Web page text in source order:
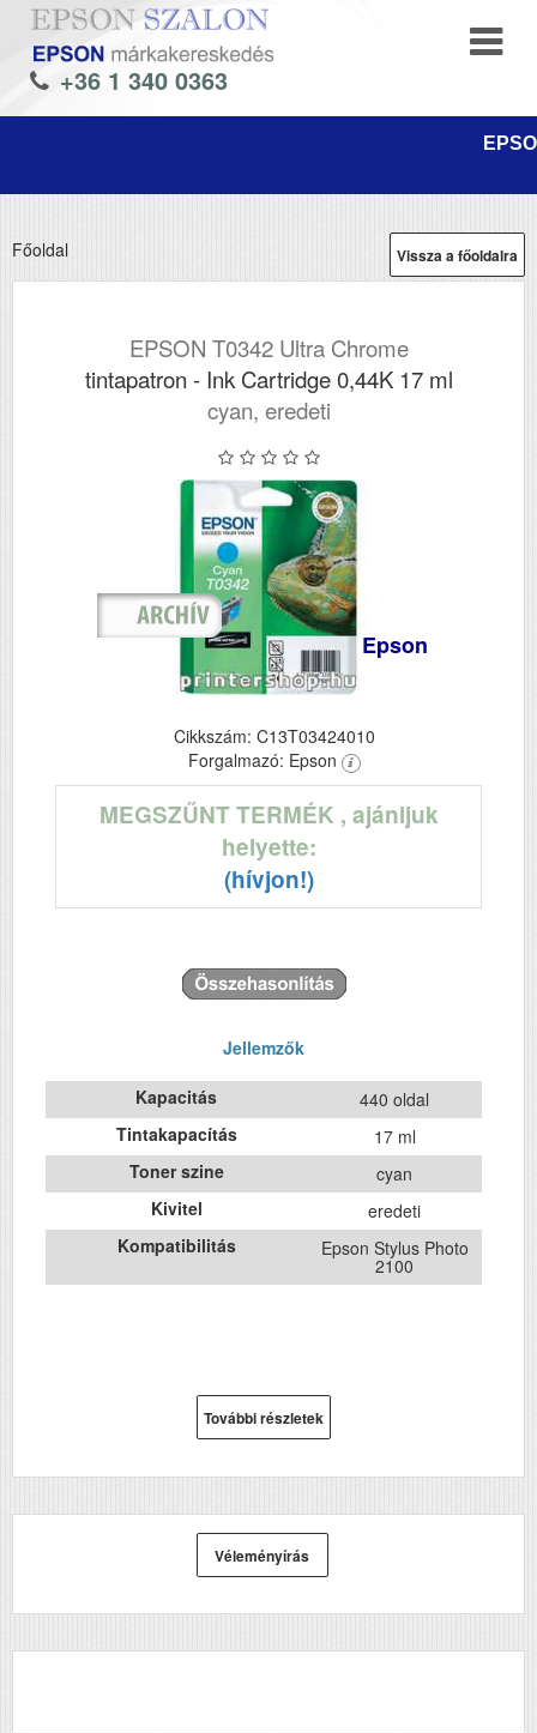
+36 1 340 0363
Vissza a főoldalra
Főoldal
EPSON T0342 Ultra Chrome
tintapatron - Ink Cartridge 0,44K 17 ml
cyan, eredeti
Epson
Cikkszám: C13T03424010
Forgalmazó: Epson
MEGSZŰNT TERMÉK , ajánljuk
helyette:
(hívjon!)
Jellemzők
Kapacitás
440 oldal
Tintakapacítás
17 ml
Toner szine
cyan
Kivitel
eredeti
Kompatibilitás
Epson Stylus Photo
2100
További részletek
Véleményírás